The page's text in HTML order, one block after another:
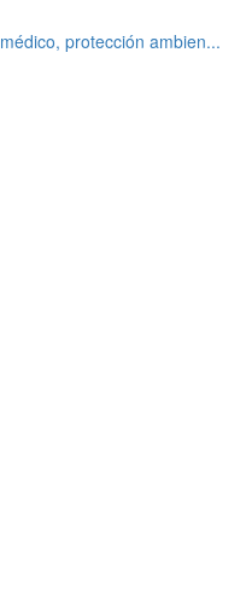
protección ambien...